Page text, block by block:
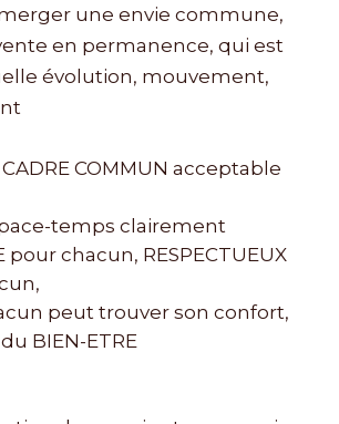
une envie commune,
en permanence, qui est
évolution, mouvement,
COMMUN acceptable
temps clairement
pour chacun, RESPECTUEUX
peut trouver son confort,
BIEN-ETRE